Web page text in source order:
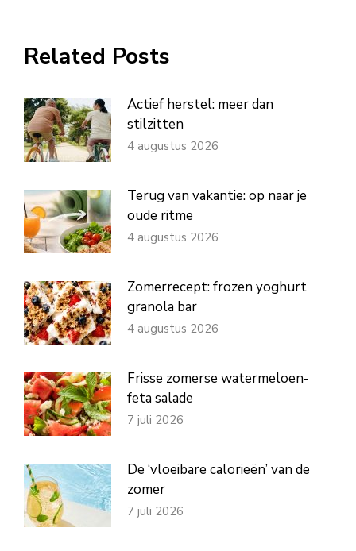
Related Posts
Actief herstel: meer dan
stilzitten
4 augustus 2026
Terug van vakantie: op naar je
oude ritme
4 augustus 2026
Zomerrecept: frozen yoghurt
granola bar
4 augustus 2026
Frisse zomerse watermeloen-
feta salade
7 juli 2026
De ‘vloeibare calorieën’ van de
zomer
7 juli 2026